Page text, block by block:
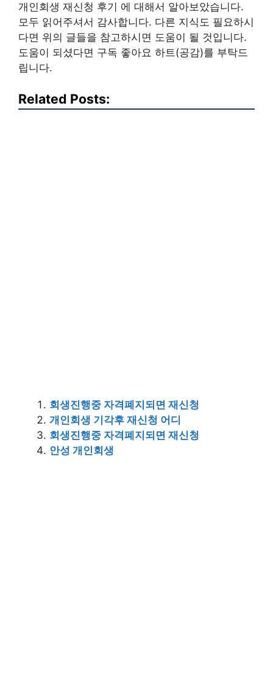
개인회생 재신청 후기 에 대해서 알아보았습니다.
모두 읽어주셔서 감사합니다. 다른 지식도 필요하시
다면 위의 글들을 참고하시면 도움이 될 것입니다.
도움이 되셨다면 구독 좋아요 하트(공감)를 부탁드
립니다.
Related Posts:
회생진행중 자격폐지되면 재신청
개인회생 기각후 재신청 어디
회생진행중 자격폐지되면 재신청
안성 개인회생